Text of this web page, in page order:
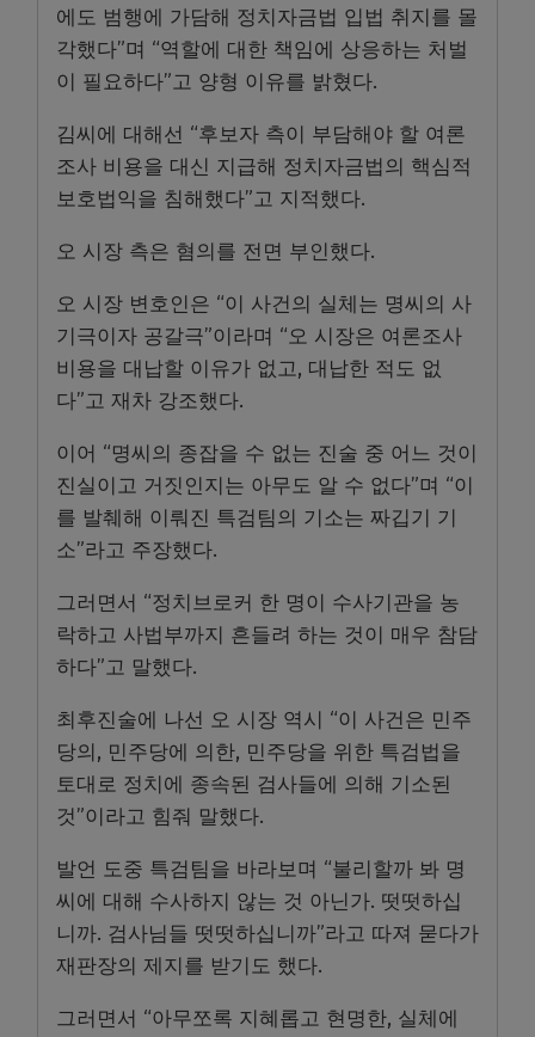
에도 범행에 가담해 정치자금법 입법 취지를 몰
각했다”며 “역할에 대한 책임에 상응하는 처벌
이 필요하다”고 양형 이유를 밝혔다.
김씨에 대해선 “후보자 측이 부담해야 할 여론
조사 비용을 대신 지급해 정치자금법의 핵심적
보호법익을 침해했다”고 지적했다.
오 시장 측은 혐의를 전면 부인했다.
오 시장 변호인은 “이 사건의 실체는 명씨의 사
기극이자 공갈극”이라며 “오 시장은 여론조사
비용을 대납할 이유가 없고, 대납한 적도 없
다”고 재차 강조했다.
이어 “명씨의 종잡을 수 없는 진술 중 어느 것이
진실이고 거짓인지는 아무도 알 수 없다”며 “이
를 발췌해 이뤄진 특검팀의 기소는 짜깁기 기
소”라고 주장했다.
그러면서 “정치브로커 한 명이 수사기관을 농
락하고 사법부까지 흔들려 하는 것이 매우 참담
하다”고 말했다.
최후진술에 나선 오 시장 역시 “이 사건은 민주
당의, 민주당에 의한, 민주당을 위한 특검법을
토대로 정치에 종속된 검사들에 의해 기소된
것”이라고 힘줘 말했다.
발언 도중 특검팀을 바라보며 “불리할까 봐 명
씨에 대해 수사하지 않는 것 아닌가. 떳떳하십
니까. 검사님들 떳떳하십니까”라고 따져 묻다가
재판장의 제지를 받기도 했다.
그러면서 “아무쪼록 지혜롭고 현명한, 실체에